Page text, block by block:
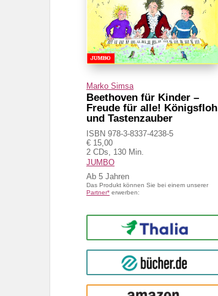
Marko Simsa
Beethoven für Kinder –
Freude für alle! Königsfloh
und Tastenzauber
ISBN 978-3-8337-4238-5
€ 15,00
2 CDs, 130 Min.
JUMBO
Ab 5
Das Produkt können Sie bei einem unserer
Partner* erwerben:
Thalia
buecher.de